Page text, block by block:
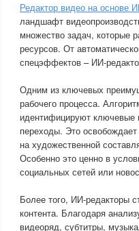
Редактор видео на основе
ландшафт
множество задач, которые
ресурсов. От
спецэффектов – ИИ-
Одним из ключевых
рабочего процесса.
идентифицируют
переходы. Это
на художественной
Особенно это ценно в
социальных сетей или
Более того, ИИ-редакторы
контента. Благодаря
видеоряд, субтитры,